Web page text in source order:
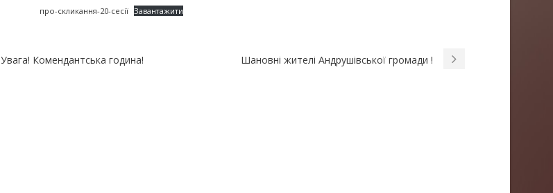
про-скликання-20-сесії Завантажити
Увага! Комендантська година! Шановні жителі Андрушівської громади !